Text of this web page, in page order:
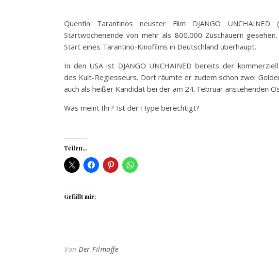
Quentin Tarantinos neuster Film DJANGO
Startwochenende von mehr als 800.000 Zuschauern
Start eines Tarantino-Kinofilms in Deutschland überhaupt.
In den USA ist DJANGO UNCHAINED bereits der
des Kult-Regiesseurs. Dort räumte er zudem schon zwei
auch als heißer Kandidat bei der am 24. Februar anstehenden
Was meint Ihr? Ist der Hype berechtigt?
Teilen...
Gefällt mir:
Von Der Filmaffe